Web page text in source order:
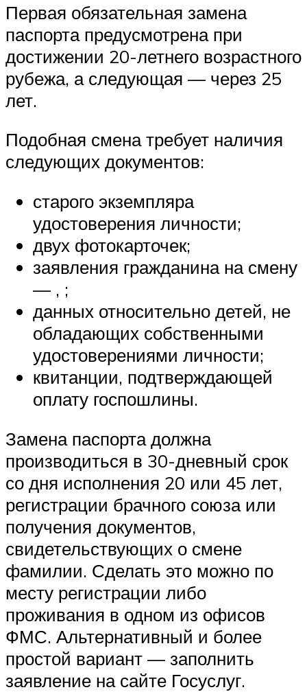
Первая обязательная замена
паспорта предусмотрена при
достижении 20-летнего возрастного
рубежа, а следующая — через 25
лет.
Подобная смена требует наличия
следующих документов:
старого экземпляра
удостоверения личности;
двух фотокарточек;
заявления гражданина на смену
— , ;
данных относительно детей, не
обладающих собственными
удостоверениями личности;
квитанции, подтверждающей
оплату госпошлины.
Замена паспорта должна
производиться в 30-дневный срок
со дня исполнения 20 или 45 лет,
регистрации брачного союза или
получения документов,
свидетельствующих о смене
фамилии. Сделать это можно по
месту регистрации либо
проживания в одном из офисов
ФМС. Альтернативный и более
простой вариант — заполнить
заявление на сайте Госуслуг.